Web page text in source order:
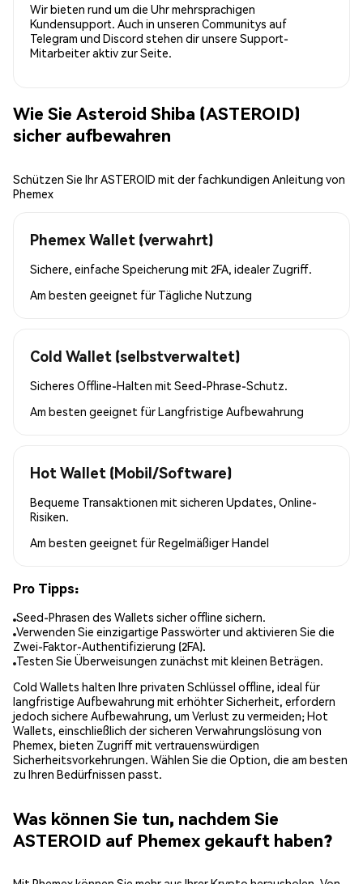
Wir bieten rund um die Uhr mehrsprachigen
Kundensupport. Auch in unseren Communitys auf
Telegram und Discord stehen dir unsere Support-
Mitarbeiter aktiv zur Seite.
Wie Sie Asteroid Shiba (ASTEROID)
sicher aufbewahren
Schützen Sie Ihr ASTEROID mit der fachkundigen Anleitung von
Phemex
Phemex Wallet (verwahrt)
Sichere, einfache Speicherung mit 2FA, idealer Zugriff.
Am besten geeignet für Tägliche Nutzung
Cold Wallet (selbstverwaltet)
Sicheres Offline-Halten mit Seed-Phrase-Schutz.
Am besten geeignet fürLangfristige Aufbewahrung
Hot Wallet (Mobil/Software)
Bequeme Transaktionen mit sicheren Updates, Online-
Risiken.
Am besten geeignet fürRegelmäßiger Handel
Pro Tipps:
Seed-Phrasen des Wallets sicher offline sichern.
Verwenden Sie einzigartige Passwörter und aktivieren Sie die
Zwei-Faktor-Authentifizierung (2FA).
Testen Sie Überweisungen zunächst mit kleinen Beträgen.
Cold Wallets halten Ihre privaten Schlüssel offline, ideal für
langfristige Aufbewahrung mit erhöhter Sicherheit, erfordern
jedoch sichere Aufbewahrung, um Verlust zu vermeiden; Hot
Wallets, einschließlich der sicheren Verwahrungslösung von
Phemex, bieten Zugriff mit vertrauenswürdigen
Sicherheitsvorkehrungen. Wählen Sie die Option, die am besten
zu Ihren Bedürfnissen passt.
Was können Sie tun, nachdem Sie
ASTEROID auf Phemex gekauft haben?